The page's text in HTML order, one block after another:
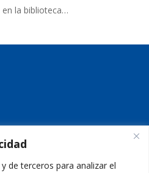
de terceros para analizar el
en la biblioteca…